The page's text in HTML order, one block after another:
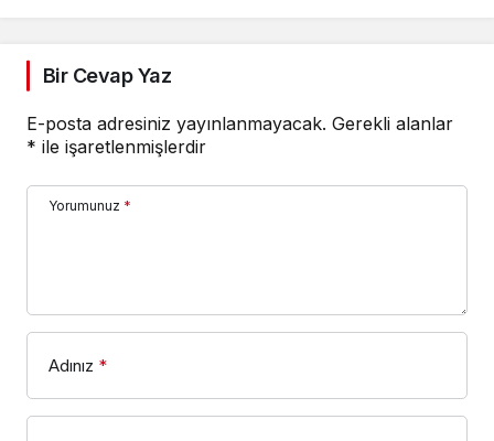
Bir Cevap Yaz
E-posta adresiniz yayınlanmayacak. Gerekli alanlar
* ile işaretlenmişlerdir
Yorumunuz *
Adınız *